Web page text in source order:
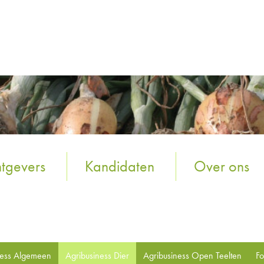
Kandidaten Over ons
Algemeen Agribusiness Dier Agribusiness Open Teelten